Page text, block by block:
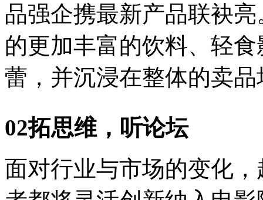
品强企携最新产品联袂
的更加丰富的饮料、轻
蕾，并沉浸在整体的卖
02拓思维，听论坛
面对行业与市场的变化